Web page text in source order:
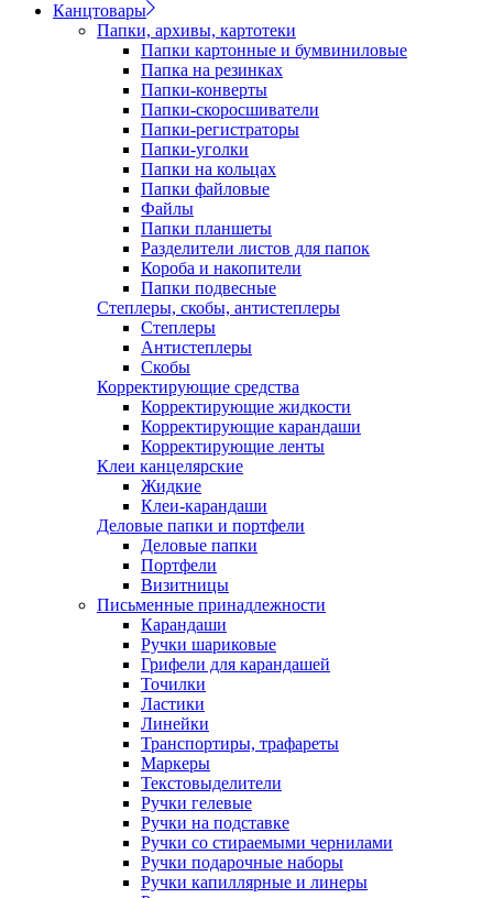
Канцтовары
Папки, архивы, картотеки
Папки картонные и бумвиниловые
Папка на резинках
Папки-конверты
Папки-скоросшиватели
Папки-регистраторы
Папки-уголки
Папки на кольцах
Папки файловые
Файлы
Папки планшеты
Разделители листов для папок
Короба и накопители
Папки подвесные
Степлеры, скобы, антистеплеры
Степлеры
Антистеплеры
Скобы
Корректирующие средства
Корректирующие жидкости
Корректирующие карандаши
Корректирующие ленты
Клеи канцелярские
Жидкие
Клеи-карандаши
Деловые папки и портфели
Деловые папки
Портфели
Визитницы
Письменные принадлежности
Карандаши
Ручки шариковые
Грифели для карандашей
Точилки
Ластики
Линейки
Транспортиры, трафареты
Маркеры
Текстовыделители
Ручки гелевые
Ручки на подставке
Ручки со стираемыми чернилами
Ручки подарочные наборы
Ручки капиллярные и линеры